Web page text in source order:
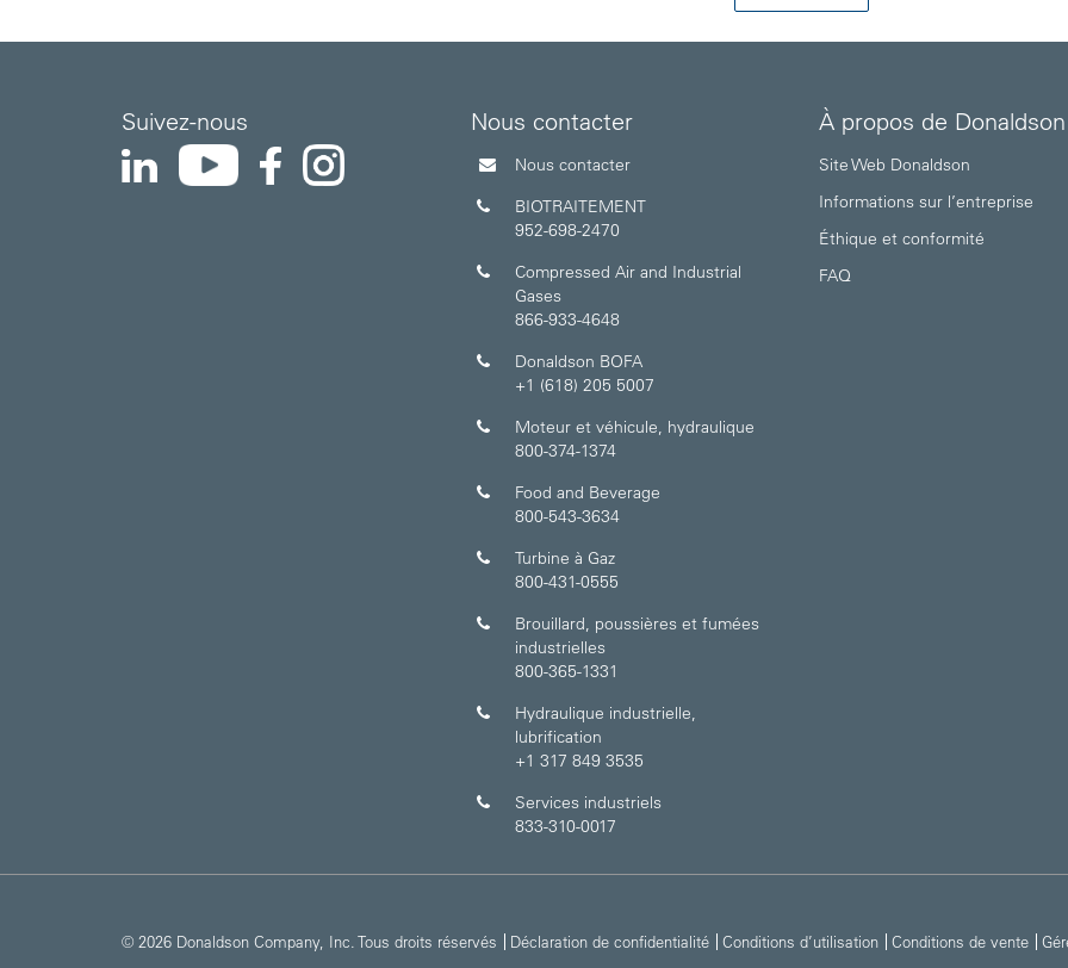
Suivez-nous
LinkedIn
YouTube
Facebook
Instagram
Nous contacter
Nous contacter
BIOTRAITEMENT
952-698-2470
Compressed Air and Industrial
Gases
866-933-4648
Donaldson BOFA
+1 (618) 205 5007
Moteur et véhicule, hydraulique
800-374-1374
Food and Beverage
800-543-3634
Turbine à Gaz
800-431-0555
Brouillard, poussières et fumées
industrielles
800-365-1331
Hydraulique industrielle,
lubrification
+1 317 849 3535
Services industriels
833-310-0017
À propos de Donaldson
Site Web Donaldson
Informations sur l’entreprise
Éthique et conformité
FAQ
© 2026 Donaldson Company, Inc. Tous droits réservés Déclaration de confidentialité Conditions d’utilisation Conditions de vente